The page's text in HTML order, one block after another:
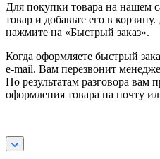
Для покупки товара на нашем
товар и добавьте его в
нажмите на «Быстрый заказ».
Когда оформляете быстрый
e-mail. Вам перезвонит
По результатам разговора вам
оформления товара на почту